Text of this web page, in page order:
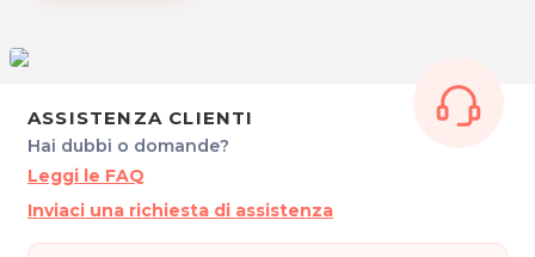
ASSISTENZA CLIENTI
Hai dubbi o domande?
Leggi le FAQ
Inviaci una richiesta di assistenza